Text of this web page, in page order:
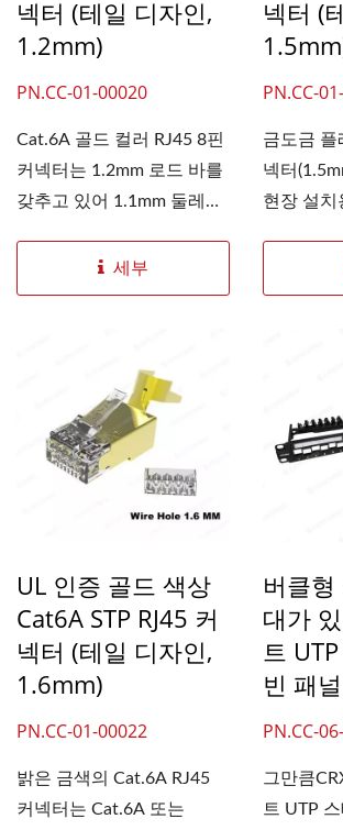
넥터 (테일 디자인,
1.2mm)
PN.CC-01-00020
Cat.6A 골드 컬러 RJ45 8핀
커넥터는 1.2mm 로드 바를
갖추고 있어 1.1mm 둘레
세부
넥터 (
PN.CC-
금도금 플
넥터
현장 설치
UL 인증 골드 색상
Cat6A STP RJ45 커
넥터 (테일 디자인,
1.6mm)
PN.CC-01-00022
밝은 금색의 Cat.6A RJ45
커넥터는 Cat.6A 또는
버클형
대가
트
빈 패널
PN.CC-
그만큼
트 UTP